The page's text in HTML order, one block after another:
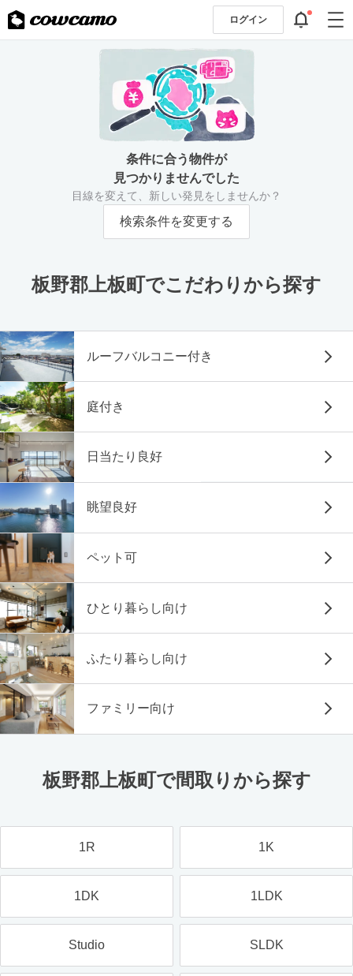
ログイン
条件に合う物件が
見つかりませんでした
目線を変えて、新しい発見をしませんか？
検索条件を変更する
板野郡上板町でこだわりから探す
ルーフバルコニー付き
庭付き
日当たり良好
眺望良好
ペット可
ひとり暮らし向け
ふたり暮らし向け
ファミリー向け
板野郡上板町で間取りから探す
1R 1K
1DK 1LDK
Studio SLDK